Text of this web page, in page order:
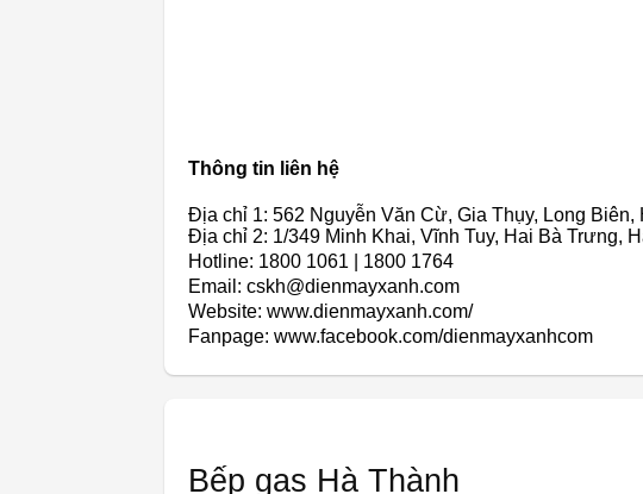
Thông tin liên hệ
Địa chỉ 1: 562 Nguyễn Văn Cừ, Gia Thụy, Long Biên,
Địa chỉ 2: 1/349 Minh Khai, Vĩnh Tuy, Hai Bà Trưng,
Hotline: 1800 1061 | 1800 1764
Email: cskh@dienmayxanh.com
Website: www.dienmayxanh.com/
Fanpage: www.facebook.com/dienmayxanhcom
Bếp gas Hà Thành